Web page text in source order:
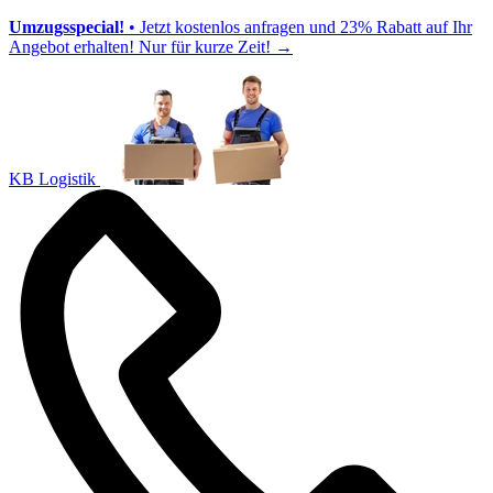
Umzugsspecial! • Jetzt kostenlos anfragen und 23% Rabatt auf Ihr
Angebot erhalten! Nur für kurze Zeit! →
KB Logistik